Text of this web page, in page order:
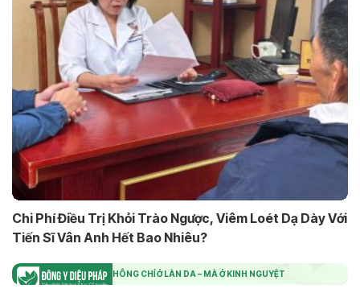
Chi Phí Điều Trị Khỏi Trào Ngược, Viêm Loét Dạ Dày Với
Tiến Sĩ Vân Anh Hết Bao Nhiêu?
DA ĐẸP KHÔNG CHỈ Ở LÀN DA – MÀ Ở KINH NGUYỆT